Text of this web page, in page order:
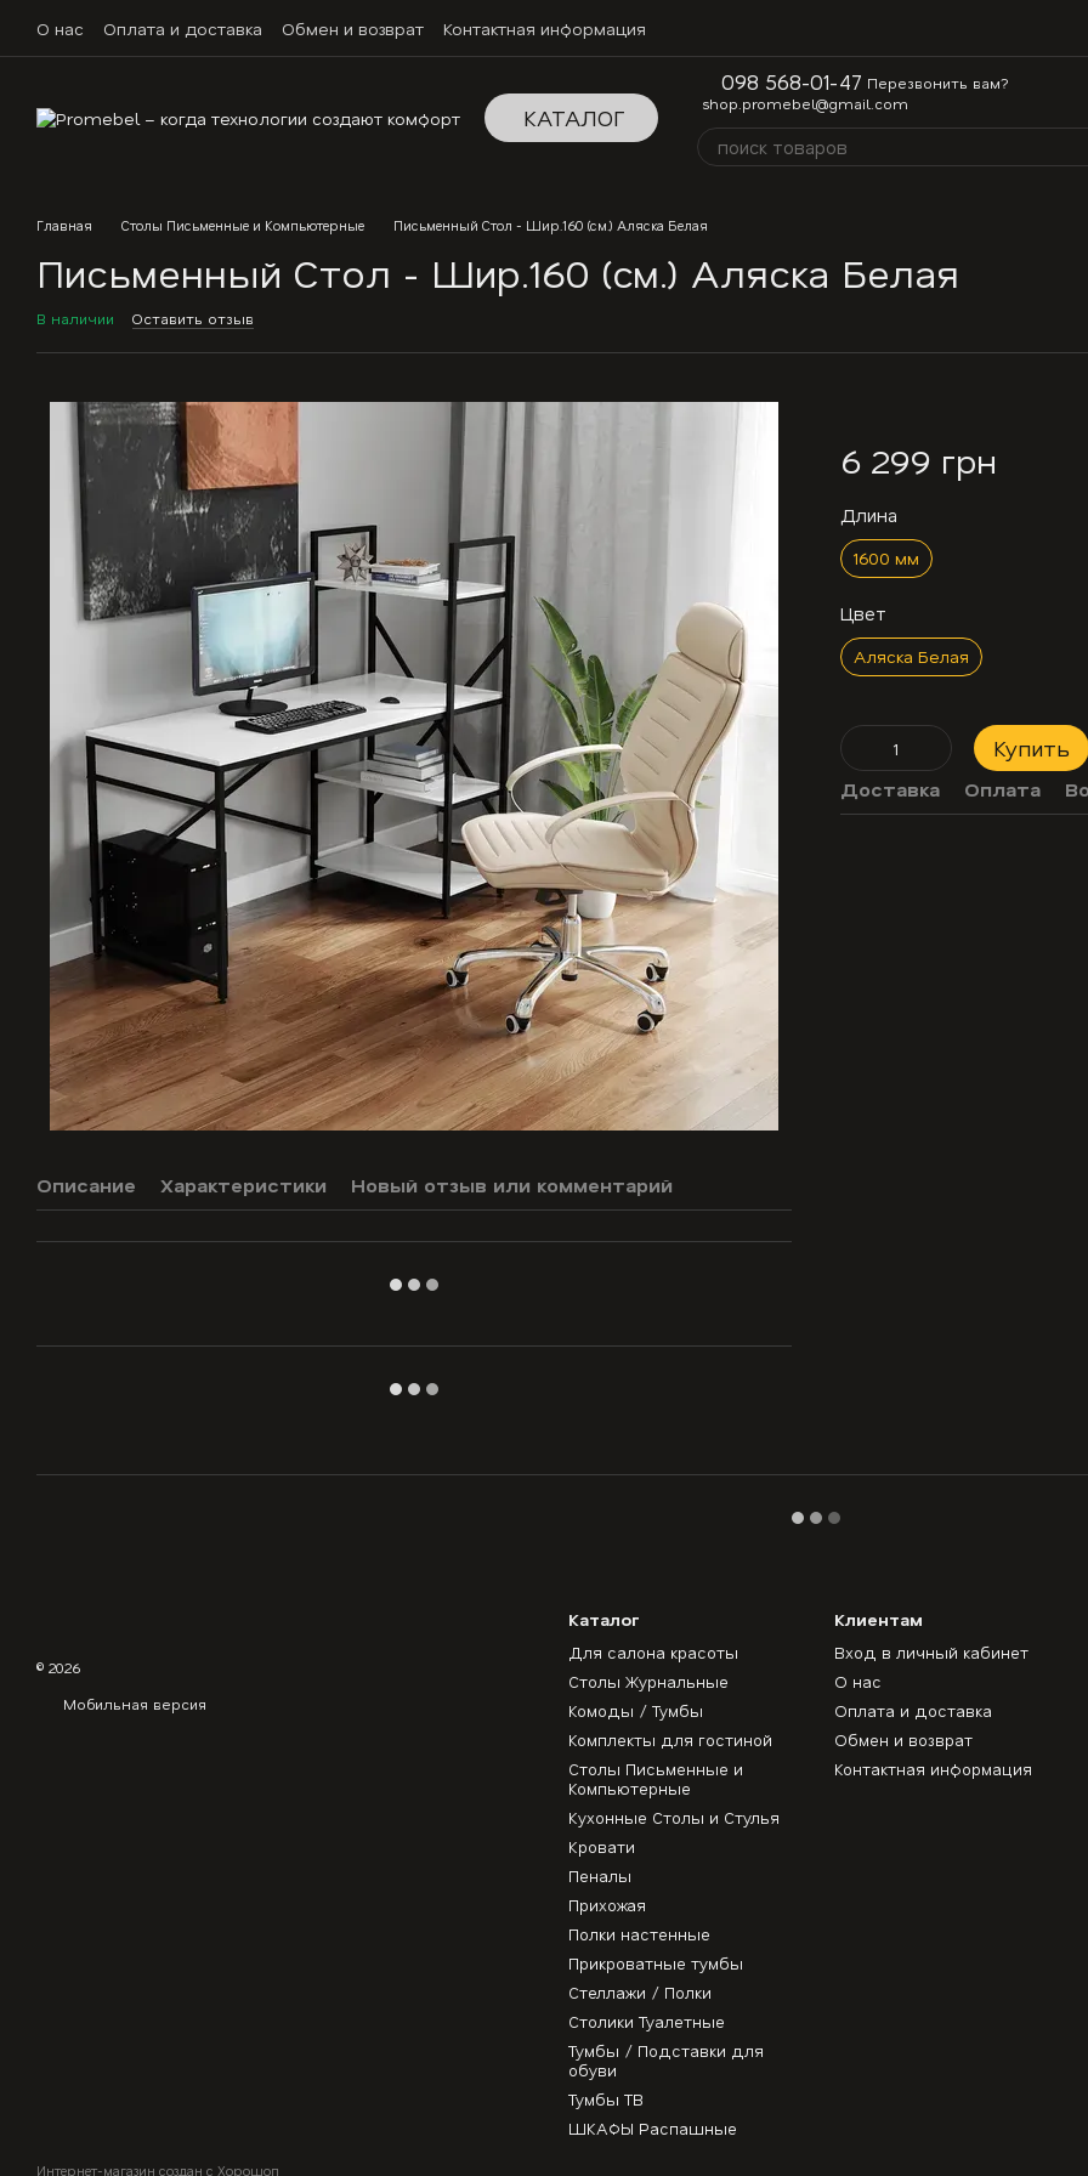
О нас Оплата и доставка Обмен и возврат Контактная информация
КАТАЛОГ
098 568-01-47 Перезвонить вам?
shop.promebel@gmail.com
Главная Столы Письменные и Компьютерные Письменный Стол - Шир.160 (см.) Аляска Белая
Письменный Стол - Шир.160 (см.) Аляска Белая
В наличии Оставить отзыв
Описание Характеристики Новый отзыв или комментарий
6 299 грн
Длина
1600 мм
Цвет
Аляска Белая
Купить
Доставка Оплата
© 2026
Мобильная версия
Интернет-магазин создан с Хорошоп
Каталог
Для салона красоты
Столы Журнальные
Комоды / Тумбы
Комплекты для гостиной
Столы Письменные и
Компьютерные
Кухонные Столы и Стулья
Кровати
Пеналы
Прихожая
Полки настенные
Прикроватные тумбы
Стеллажи / Полки
Столики Туалетные
Тумбы / Подставки для
обуви
Тумбы ТВ
ШКАФЫ Распашные
Клиентам
Вход в личный кабинет
О нас
Оплата и доставка
Обмен и возврат
Контактная информация